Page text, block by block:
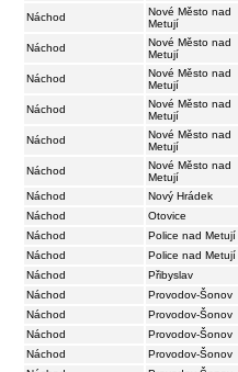
Náchod
Nové Město nad
Metují
Náchod
Nové Město nad
Metují
Náchod
Nové Město nad
Metují
Náchod
Nové Město nad
Metují
Náchod
Nové Město nad
Metují
Náchod
Nové Město nad
Metují
Náchod
Nový Hrádek
Náchod
Otovice
Náchod
Police nad Metují
Náchod
Police nad Metují
Náchod
Přibyslav
Náchod
Provodov-Šonov
Náchod
Provodov-Šonov
Náchod
Provodov-Šonov
Náchod
Provodov-Šonov